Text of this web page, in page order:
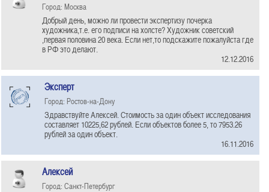
Город: Москва
Добрый день, можно ли провести экспертизу почерка
художника,т.е. его подписи на холсте? Художник советский
,первая половина 20 века. Если нет,то подскажите пожалуйста где
в РФ это делают.
12.12.2016
Эксперт
Город: Ростов-на-Дону
Здравствуйте Алексей. Стоимость за один объект исследования
составляет 10225,62 рублей. Если объектов более 5, то 7953.26
рублей за один объект.
16.11.2016
Алексей
Город: Санкт-Петербург